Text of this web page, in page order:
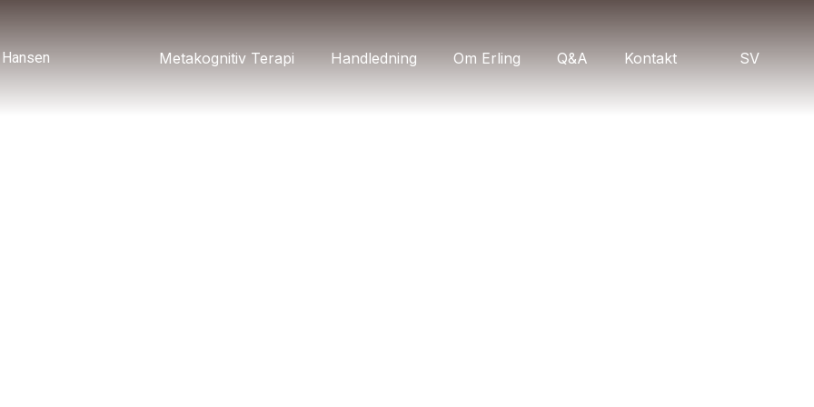
Metakognitiv Terapi Handledning Om Erling Q&A Kontakt SV